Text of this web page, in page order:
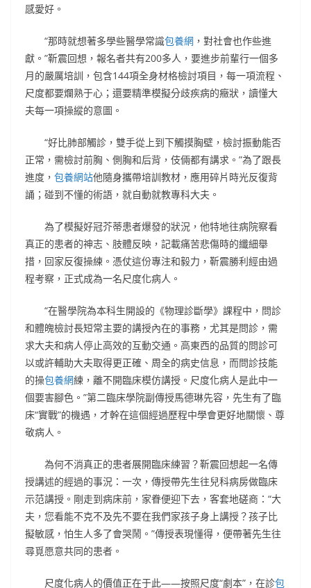
感愛好。
“那時就想著多學些醫學常識包養網 ，對社會也作些進
獻。”靳震回想，報名者共有200多人，要進步前輩行一個多
月的嚴厲培訓，包含144項全身材格檢討項目，每一項流程、
尺度都要爛熟于心；還要精準模擬分歧疾病的癥狀，讀懂大
夫每一項操縱的意圖。
“好比肺部觸診，雙手從上到下觸摸胸壁，檢討振動能否
正常，需檢討前胸、側胸和后背，伎倆都有講求。”為了跟長
進度， 包養網站他隨身攜帶培訓教材，應用碎片時光反復背
誦；碰到不懂的術語，就自動就教專科大夫。
為了模擬好冠芥蒂患者爆發的狀況，他特地往病院察看
真正的患者的神志、肢體反映，記載痛苦悲傷時的纖細舉
措，回家反復操練。憑仗這份專注和毅力，靳震勝利經由過
程考察，正式成為一名尺度化病人。
“在醫學院為本科生開設的《物理診斷學》課程中，問診
和體魄檢討長短常主要的講授內在的事務，尤其是問診，需
求大夫和病人停止高效的互動交通。高東西的品質的問診可
以或許輔助大夫取得更正確、周全的病史信息，而問診技能
的操包養網練，離不開臨床模仿講授。尺度化病人是此中一
個要害腳色。”第二臨床學院副傳授馬德琳先容，先生有了臨
床“實戰”的機遇，才幹在這個經過歷程中學會更好地關懷、尊
敬病人。
為何不消真正的患者展開臨床練習？靳震回想起一名傳
授講述的經過的事況：一次，傳授帶先生往兒科病房做臨床
示范講授。剛走到病床前，家眷便迎下去，客套地磋商：“大
夫，您看能不克不及先不要在我們家孩子身上講授？孩子比
擬敏感，怕生人多了會哭鬧。”傳授表現懂得，便帶著先生往
尋覓愿意共同的患者。
尺度化病人的價值正在于此——按照尺度“劇本”，在診包